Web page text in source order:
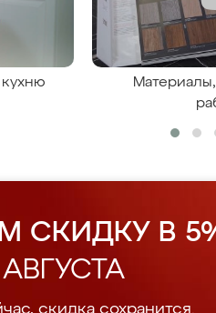
СКИДКУ В
скидка сохранится.